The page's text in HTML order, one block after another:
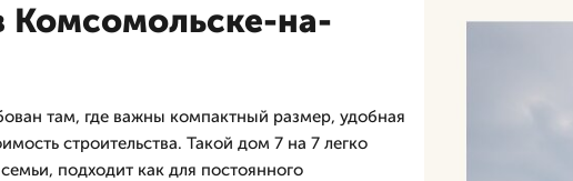
Комсомольске-на-
там, где важны компактный размер, удобная
строительства. Такой дом 7 на 7 легко
подходит как для постоянного